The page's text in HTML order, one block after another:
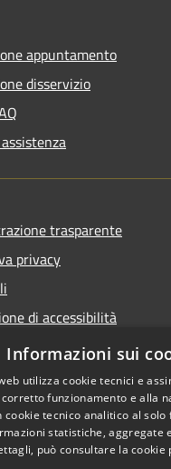
appuntamento
disservizio
trasparente
privacy
di accessibilità
protezione dei dati
Informazioni sui
utilizza cookie tecnici e
funzionamento e alla
cookie tecnico analitico al
statistiche, aggregate
può consultare la cookie